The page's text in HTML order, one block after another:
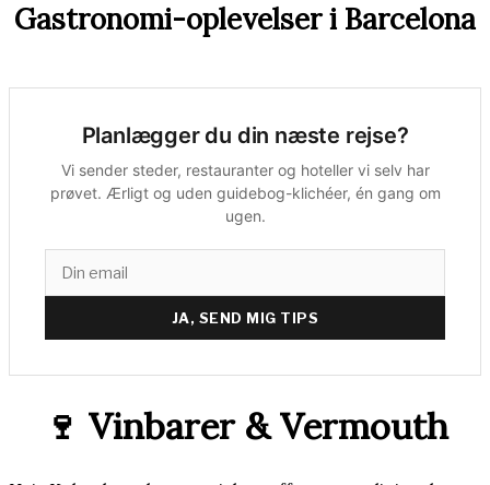
Gastronomi-oplevelser i Barcelona
Planlægger du din næste rejse?
Vi sender steder, restauranter og hoteller vi selv har
prøvet. Ærligt og uden guidebog-klichéer, én gang om
ugen.
JA, SEND MIG TIPS
🍷 Vinbarer & Vermouth